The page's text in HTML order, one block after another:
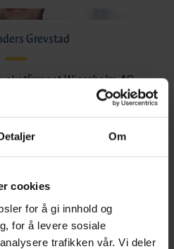
Om
cookies
for å gi innhold og
for å levere sosiale
trafikken vår. Vi deler
Grevstad
Wiersholm AS
Hanssen
Wiersholm AS